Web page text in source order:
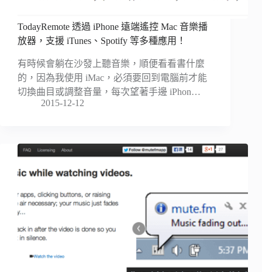
TodayRemote 透過 iPhone 遠端遙控 Mac 音樂播
放器，支援 iTunes、Spotify 等多種應用！
有時候會躺在沙發上聽音樂，順便看看書什麼
的，因為我使用 iMac，必須要回到電腦前才能
切換曲目或調整音量，每次望著手邊 iPhon…
2015-12-12